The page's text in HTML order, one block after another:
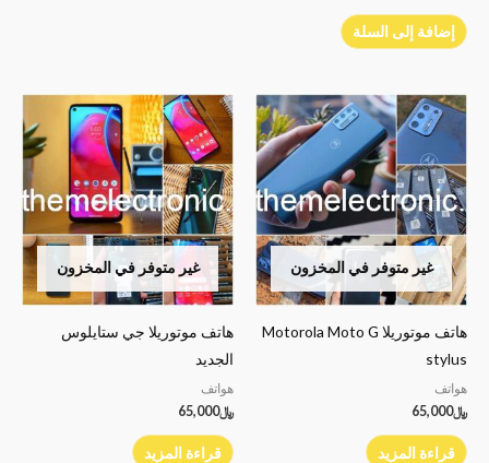
إضافة إلى السلة
غير متوفر في المخزون
هاتف موتوريلا Motorola Moto G
stylus
هواتف
﷼65,000
قراءة المزيد
غير متوفر في المخزون
هاتف موتوريلا جي ستايلوس
الجديد
هواتف
﷼65,000
قراءة المزيد